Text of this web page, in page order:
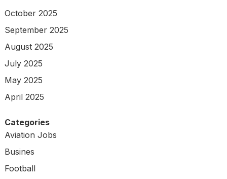
October 2025
September 2025
August 2025
July 2025
May 2025
April 2025
Categories
Aviation Jobs
Busines
Football